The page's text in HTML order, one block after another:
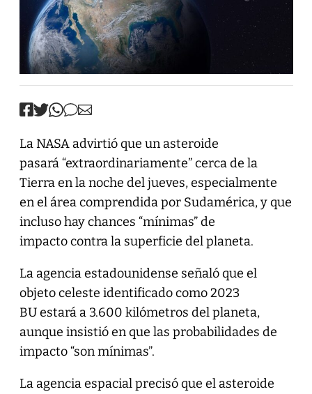
La NASA advirtió que un asteroide
pasará “extraordinariamente” cerca de la
Tierra en la noche del jueves, especialmente
en el área comprendida por Sudamérica, y que
incluso hay chances “mínimas” de
impacto contra la superficie del planeta.
La agencia estadounidense señaló que el
objeto celeste identificado como 2023
BU estará a 3.600 kilómetros del planeta,
aunque insistió en que las probabilidades de
impacto “son mínimas”.
La agencia espacial precisó que el asteroide